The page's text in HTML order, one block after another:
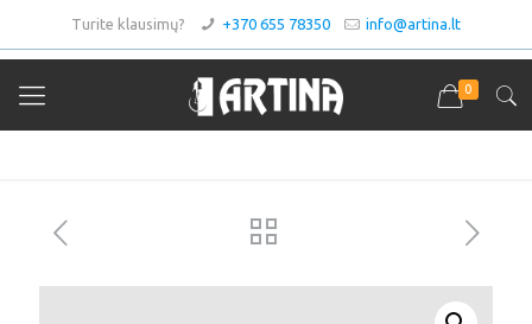
Turite klausimų? +370 655 78350 info@artina.lt
0
Asortimentas